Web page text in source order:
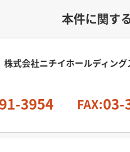
本件に関す
株式会社ニチイホールディン
3954 FAX:03-